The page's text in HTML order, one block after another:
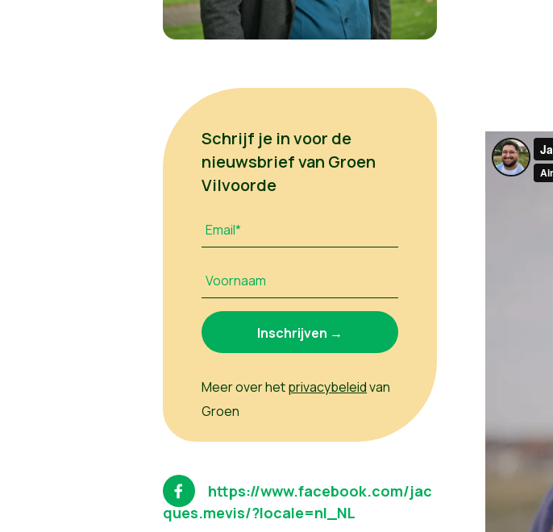
Schrijf je in voor de
nieuwsbrief van Groen
Vilvoorde
Email*
Voornaam
Meer over hetprivacybeleidvan
Groen
https://www.facebook.com/jac
ques.mevis/?locale=nl_NL